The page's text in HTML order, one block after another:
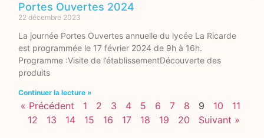
Portes Ouvertes 2024
22 décembre 2023
La journée Portes Ouvertes annuelle du lycée La Ricarde
est programmée le 17 février 2024 de 9h à 16h.
Programme :Visite de l’établissementDécouverte des
produits
Continuer la lecture »
« Précédent 1 2 3 4 5 6 7 8 9 10
11
12
13 14 15 16 17 18 19 20 Suivant »